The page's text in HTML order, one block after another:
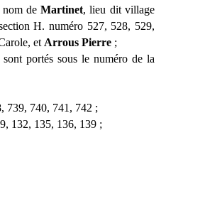
nom deMartinet, lieu dit village
H. numéro 527, 528, 529,
et Arrous Pierre ;
portés sous le numéro de la
739, 740, 741, 742 ;
132, 135, 136, 139 ;